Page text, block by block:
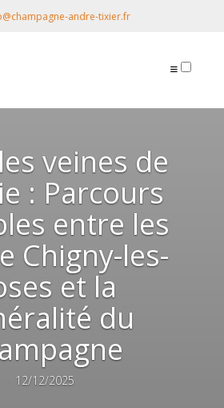
andre-tixier.fr
veines de
: Parcours
entre les
Chigny-les-
et la
du
12/12/2025